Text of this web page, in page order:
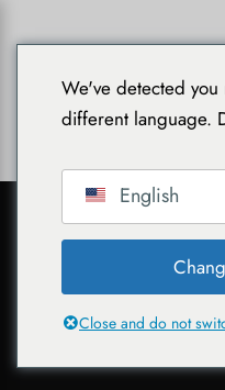
We've detected
different language.
English
Close and do not